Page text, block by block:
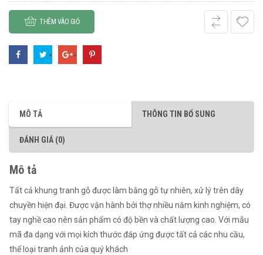
THÊM VÀO GIỎ
MÔ TẢ THÔNG TIN BỔ SUNG
ĐÁNH GIÁ (0)
Mô tả
Tất cả khung tranh gỗ được làm bằng gỗ tự nhiên, xử lý trên dây
chuyền hiện đại. Được vận hành bởi thợ nhiều năm kinh nghiệm, có
tay nghề cao nên sản phẩm có độ bền và chất lượng cao. Với mẫu
mã đa dạng với mọi kích thước đáp ứng được tất cả các nhu cầu,
thể loại tranh ảnh của quý khách